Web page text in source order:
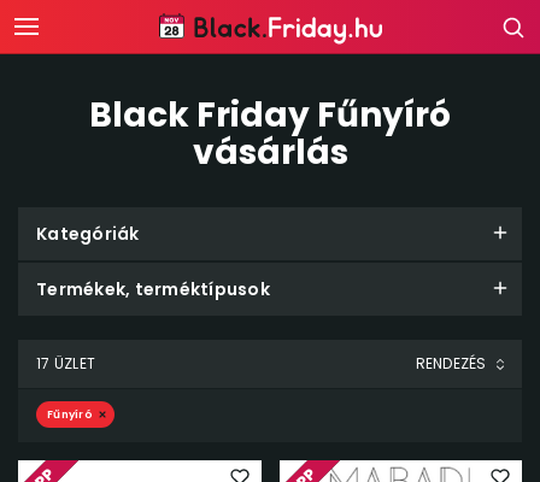
Black Friday Fűnyíró
vásárlás
Kategóriák
Termékek, terméktípusok
17 ÜZLET
Fűnyíró